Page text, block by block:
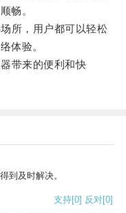
畅。
所，用户都可以轻松
体验。
带来的便利和快
到及时解决。
支持[0] 反对[0]